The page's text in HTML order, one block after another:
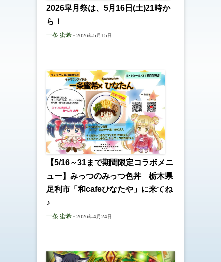
2026皐月祭は、5月16日(土)21時か
ら！
一条 蜜希 - 2026年5月15日
【5/16～31まで期間限定コラボメニ
ュー】みっつのみっつ色丼 栃木県
足利市「和cafeひなたや」に来てね
♪
一条 蜜希 - 2026年4月24日